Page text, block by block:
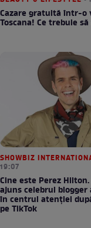
Cazare gratuită într-o
Toscana! Ce trebuie
SHOWBIZ
19:07
Cine este Perez Hilton.
ajuns celebrul blogger
în centrul atenției
pe TikTok